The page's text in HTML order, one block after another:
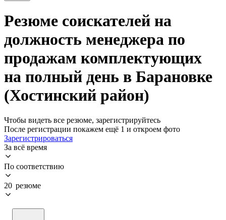
Резюме соискателей на
должность менеджера по
продажам комплектующих
на полный день в Барановке
(Хостинский район)
Чтобы видеть все резюме, зарегистрируйтесь
После регистрации покажем ещё 1 и откроем фото
Зарегистрироваться
За всё время
По соответствию
20 резюме